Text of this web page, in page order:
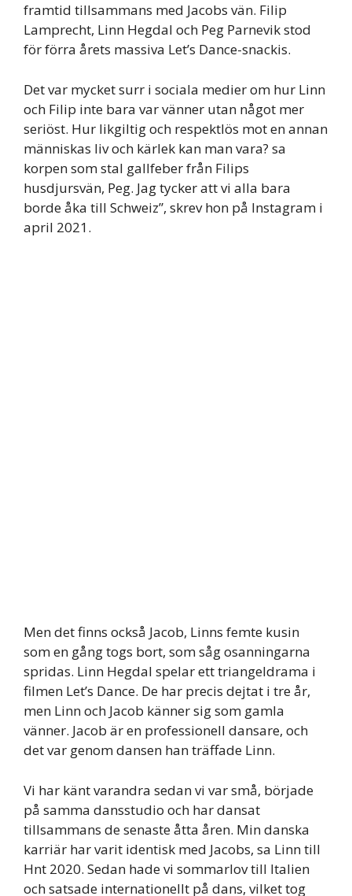
framtid tillsammans med Jacobs vän. Filip
Lamprecht, Linn Hegdal och Peg Parnevik stod
för förra årets massiva Let’s Dance-snackis.
Det var mycket surr i sociala medier om hur Linn
och Filip inte bara var vänner utan något mer
seriöst. Hur likgiltig och respektlös mot en annan
människas liv och kärlek kan man vara? sa
korpen som stal gallfeber från Filips
husdjursvän, Peg. Jag tycker att vi alla bara
borde åka till Schweiz”, skrev hon på Instagram i
april 2021.
Men det finns också Jacob, Linns femte kusin
som en gång togs bort, som såg osanningarna
spridas. Linn Hegdal spelar ett triangeldrama i
filmen Let’s Dance. De har precis dejtat i tre år,
men Linn och Jacob känner sig som gamla
vänner. Jacob är en professionell dansare, och
det var genom dansen han träffade Linn.
Vi har känt varandra sedan vi var små, började
på samma dansstudio och har dansat
tillsammans de senaste åtta åren. Min danska
karriär har varit identisk med Jacobs, sa Linn till
Hnt 2020. Sedan hade vi sommarlov till Italien
och satsade internationellt på dans, vilket tog